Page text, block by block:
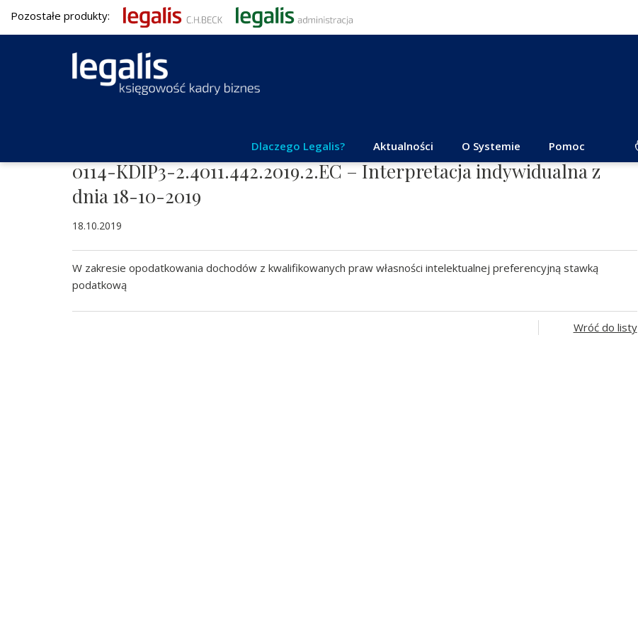
Pozostałe produkty:
Dlaczego Legalis? Aktualności O Systemie Pomoc
0114-KDIP3-2.4011.442.2019.2.EC – Interpretacja indywidualna z
dnia 18-10-2019
18.10.2019
W zakresie opodatkowania dochodów z kwalifikowanych praw własności intelektualnej preferencyjną stawką
podatkową
Wróć do listy